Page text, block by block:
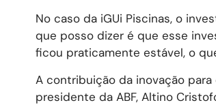
No caso da iGUi Piscinas, o
que posso dizer é que esse
ficou praticamente estável, o
A contribuição da inovação
presidente da ABF, Altino